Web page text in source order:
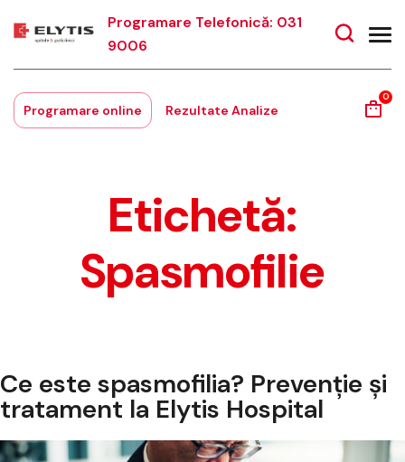
Programare Telefonică: 031
9006
Programare online Rezultate Analize
0
Etichetă:
Spasmofilie
Ce este spasmofilia? Prevenție și
tratament la Elytis Hospital